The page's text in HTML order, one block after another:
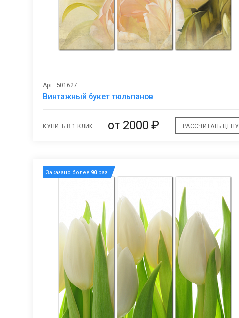
Арт.: 501627
Винтажный букет тюльпанов
КУПИТЬ В 1 КЛИК от 2000 ₽ РАССЧИТАТЬ ЦЕНУ
Заказано более 90раз